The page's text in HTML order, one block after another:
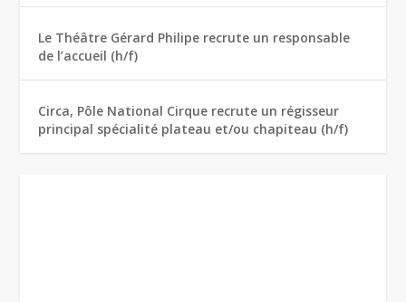
Le Théâtre Gérard Philipe recrute un responsable
de l’accueil (h/f)
Circa, Pôle National Cirque recrute un régisseur
principal spécialité plateau et/ou chapiteau (h/f)